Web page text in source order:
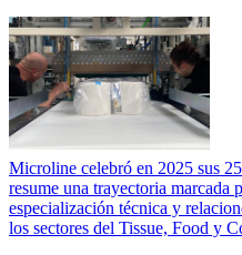
Microline celebró en 2025 sus
resume una trayectoria marcada
especialización técnica y
los sectores del Tissue, Food y